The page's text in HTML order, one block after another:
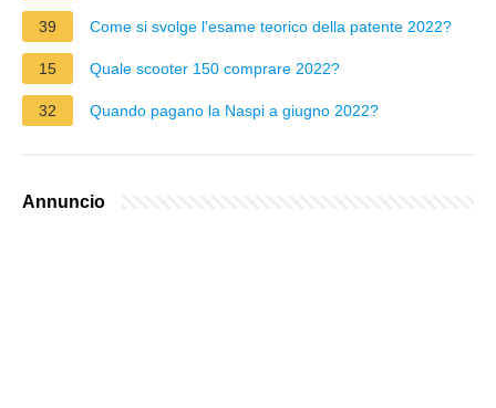
39 Come si svolge l'esame teorico della patente 2022?
15 Quale scooter 150 comprare 2022?
32 Quando pagano la Naspi a giugno 2022?
Annuncio